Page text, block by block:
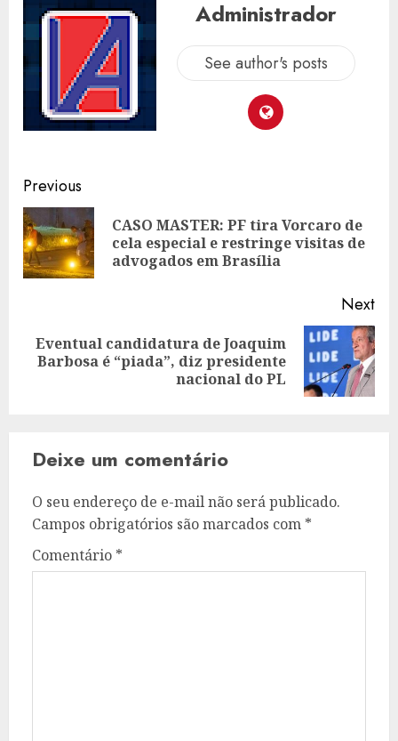
Administrador
See author's posts
Post
navigation
Previous
CASO MASTER: PF tira Vorcaro de
cela especial e restringe visitas de
advogados em Brasília
Next
Next
Eventual candidatura de Joaquim
Barbosa é “piada”, diz presidente
nacional do PL
Deixe um comentário
O seu endereço de e-mail não será publicado.
Campos obrigatórios são marcados com *
Comentário *